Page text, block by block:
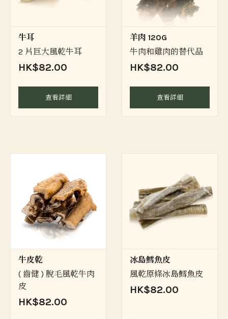
牛耳
2 片巨大風乾牛耳
HK$82.00
查看詳細
羊肉 120G
牛肉和雞肉的替代品
HK$82.00
查看詳細
牛皮乾
( 齒健 ) 脫毛風乾牛肉
皮
HK$82.00
冰島鱈魚皮
風乾原條冰島鱈魚皮
HK$82.00